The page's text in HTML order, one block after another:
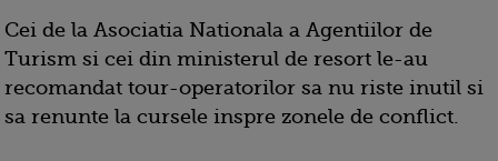
Cei de la Asociatia Nationala a Agentiilor de
Turism si cei din ministerul de resort le-au
recomandat tour-operatorilor sa nu riste inutil si
sa renunte la cursele inspre zonele de conflict.